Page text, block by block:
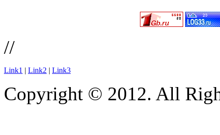
//
Link1 | Link2 | Link3
Copyright © 2012. All